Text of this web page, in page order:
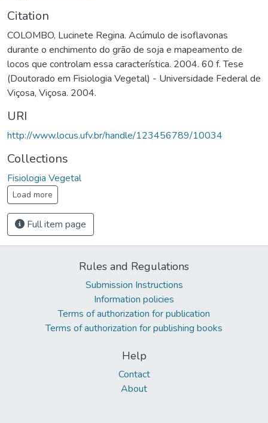
Citation
COLOMBO, Lucinete Regina. Acúmulo de isoflavonas
durante o enchimento do grão de soja e mapeamento de
locos que controlam essa característica. 2004. 60 f. Tese
(Doutorado em Fisiologia Vegetal) - Universidade Federal de
Viçosa, Viçosa. 2004.
URI
http://www.locus.ufv.br/handle/123456789/10034
Collections
Fisiologia Vegetal
Load more
Full item page
Rules and Regulations
Submission Instructions
Information policies
Terms of authorization for publication
Terms of authorization for publishing books
Help
Contact
About